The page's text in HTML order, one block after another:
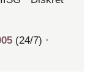
(24/7) ·